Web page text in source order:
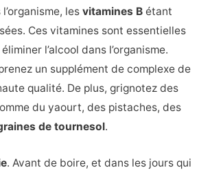
les vitamines Bétant
Ces vitamines sont essentielles
l’alcool dans l’organisme.
un supplément de complexe de
qualité. De plus, grignotez des
du yaourt, des pistaches, des
de tournesol.
. Avant de boire, et dans les jours qui